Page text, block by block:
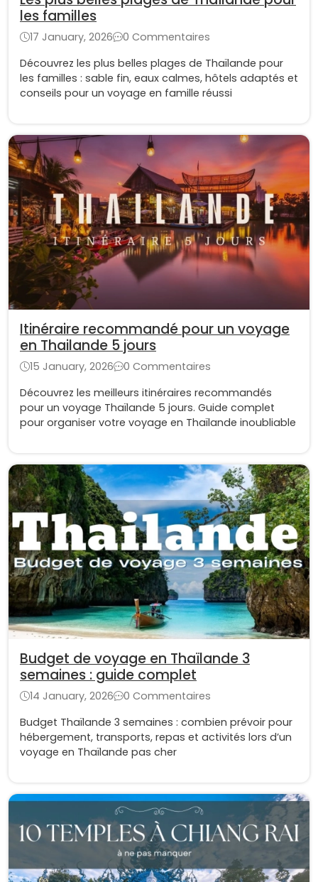
les familles
17 January, 2026
0 Commentaires
Découvrez les plus belles plages de Thaïlande pour
les familles : sable fin, eaux calmes, hôtels adaptés et
conseils pour un voyage en famille réussi
Itinéraire recommandé pour un voyage
en Thailande 5 jours
15 January, 2026
0 Commentaires
Découvrez les meilleurs itinéraires recommandés
pour un voyage Thaïlande 5 jours. Guide complet
pour organiser votre voyage en Thaïlande inoubliable
Budget de voyage en Thaïlande 3
semaines : guide complet
14 January, 2026
0 Commentaires
Budget Thaïlande 3 semaines : combien prévoir pour
hébergement, transports, repas et activités lors d’un
voyage en Thaïlande pas cher